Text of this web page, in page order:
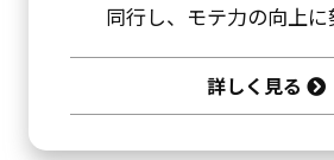
同行し、モテ力の向上に
詳しく見る